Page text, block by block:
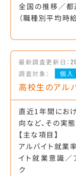
全国の推移／都
（職種別平均時
最新調査更新日：
調査対象：
個人
高校生のアル
直近1年間にお
向など、その実
【主な項目】
アルバイト就業
イト就業意識／
ク